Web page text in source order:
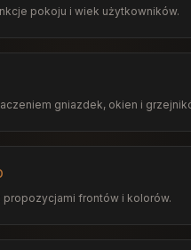
pokoju i wiek użytkowników.
gniazdek, okien i
propozycjami frontów i kolorów.